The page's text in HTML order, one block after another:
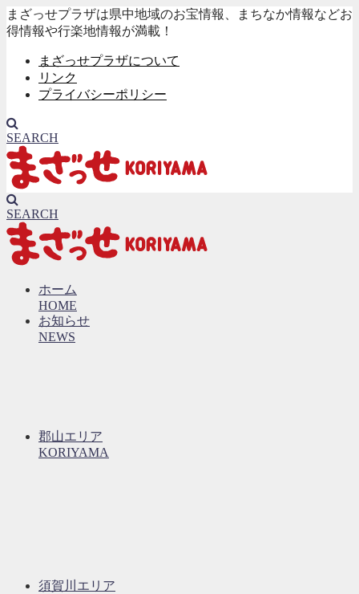
まざっせプラザは県中地域のお宝情報、まちなか情報などお
得情報や行楽地情報が満載！
まざっせプラザについて
リンク
プライバシーポリシー
SEARCH
SEARCH
ホーム
HOME
お知らせ
NEWS
郡山エリア
KORIYAMA
須賀川エリア